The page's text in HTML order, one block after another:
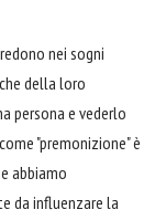
nei sogni
della loro
persona e vederlo
"premonizione" è
abbiamo
da influenzare la